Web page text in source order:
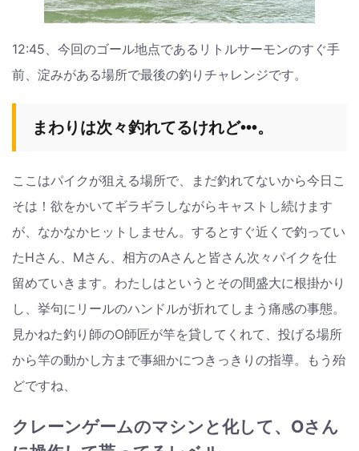
12:45、今回のゴール地点であるリトルサーモンのすぐ手
前、淀みがある場所で最後の釣りチャレンジです。
まわりは次々釣れてるけれど•••。
ここはパイクが狙える場所で、まだ釣れてないから今日こ
そは！欲をかいてギラギラしながらキャストし続けます
が、なかなかヒットしません。するとすぐ近くで釣ってい
たHさん、Mさん、相方のAさんと皆さん次々パイクを仕
留めていきます。わたしはというとその間盛大に根掛かり
し、挙句にリールのハンドルが折れてしまう痛感の事態。
見かねた釣り師のO師匠が竿を貸してくれて、投げる場所
から竿の動かし方まで事細かにつきっきりの指導。もう殆
どですね、
クレーンゲームのマシンと化して、Oさん